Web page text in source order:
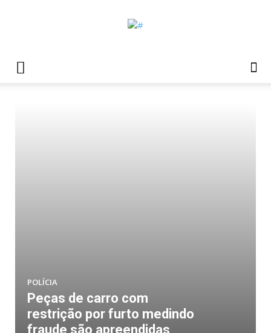
POLÍCIA
Peças de carro com
restrição por furto medindo
fraude são apreendidas